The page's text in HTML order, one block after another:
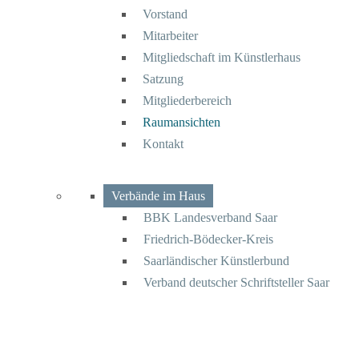
Vorstand
Mitarbeiter
Mitgliedschaft im Künstlerhaus
Satzung
Mitgliederbereich
Raumansichten
Kontakt
Verbände im Haus
BBK Landesverband Saar
Friedrich-Bödecker-Kreis
Saarländischer Künstlerbund
Verband deutscher Schriftsteller Saar